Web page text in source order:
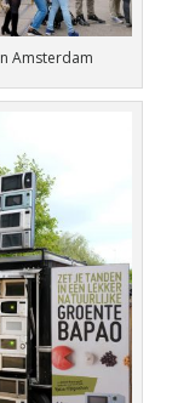
Amsterdam